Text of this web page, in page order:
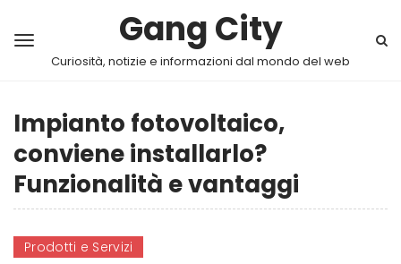
Gang City
Curiosità, notizie e informazioni dal mondo del web
Impianto fotovoltaico,
conviene installarlo?
Funzionalità e vantaggi
Prodotti e Servizi